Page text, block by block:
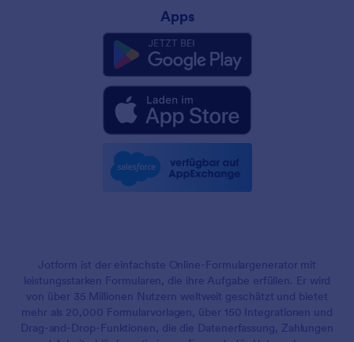
Apps
Jotform ist der einfachste Online-Formulargenerator mit
leistungsstarken Formularen, die ihre Aufgabe erfüllen. Er wird
von über 35 Millionen Nutzern weltweit geschätzt und bietet
mehr als 20,000 Formularvorlagen, über 150 Integrationen und
Drag-and-Drop-Funktionen, die die Datenerfassung, Zahlungen